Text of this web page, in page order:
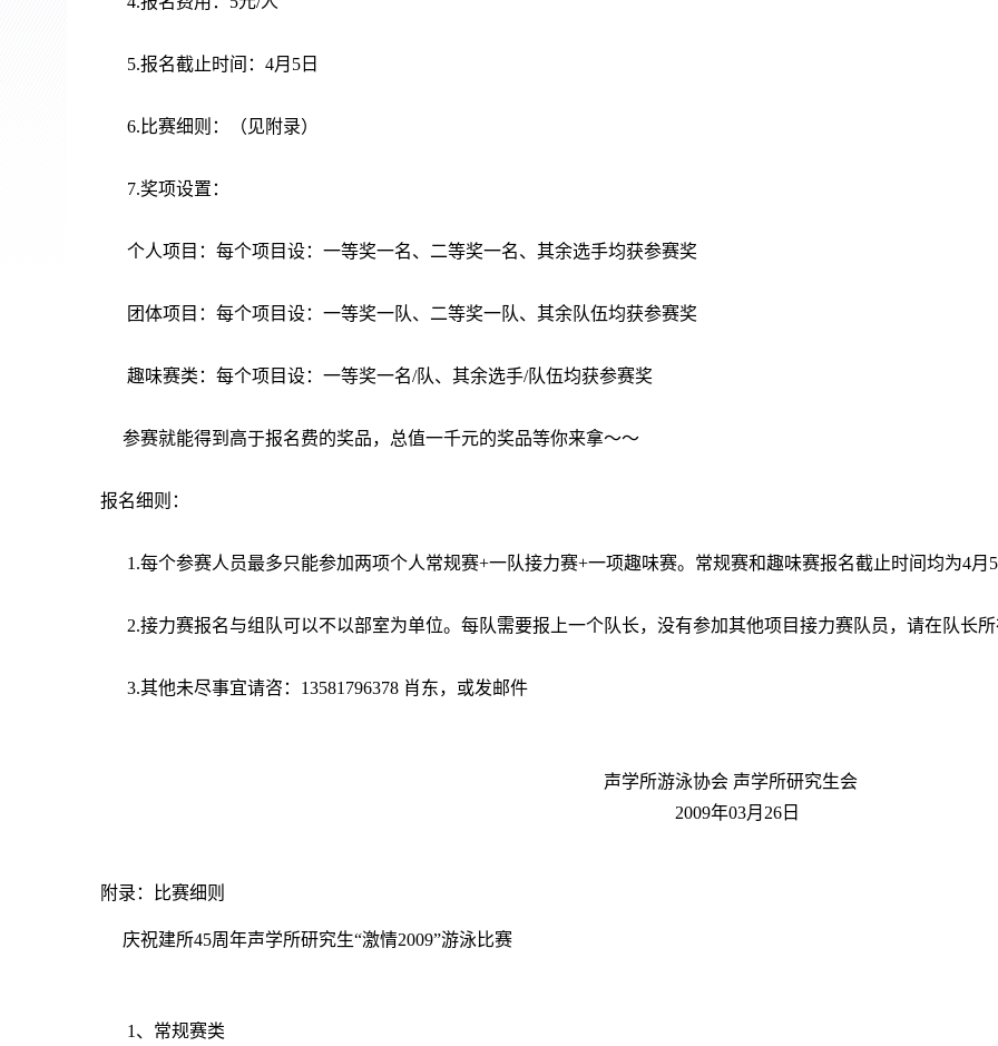
5.报名截止时间：4月5日
6.比赛细则：（见附录）
7.奖项设置：
个人项目：每个项目设：一等奖一名、二等奖一名、其余选手均获参赛奖
团体项目：每个项目设：一等奖一队、二等奖一队、其余队伍均获参赛奖
趣味赛类：每个项目设：一等奖一名/队、其余选手/队伍均获参赛奖
参赛就能得到高于报名费的奖品，总值一千元的奖品等你来拿～～
报名细则：
1.每个参赛人员最多只能参加两项个人常规赛+一队接力赛+一项趣味赛。常规赛和趣味赛报名截止时间均为4月5
2.接力赛报名与组队可以不以部室为单位。每队需要报上一个队长，没有参加其他项目接力赛队员，请在队长所
3.其他未尽事宜请咨：13581796378 肖东，或发邮件
声学所游泳协会 声学所研究生会
2009年03月26日
附录：比赛细则
庆祝建所45周年声学所研究生“激情2009”游泳比赛
1、常规赛类